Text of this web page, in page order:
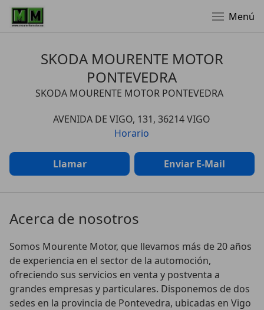
Menú
SKODA MOURENTE MOTOR
PONTEVEDRA
SKODA MOURENTE MOTOR PONTEVEDRA
AVENIDA DE VIGO, 131, 36214 VIGO
Horario
Llamar Enviar E-Mail
Acerca de nosotros
Somos Mourente Motor, que llevamos más de 20 años
de experiencia en el sector de la automoción,
ofreciendo sus servicios en venta y postventa a
grandes empresas y particulares. Disponemos de dos
sedes en la provincia de Pontevedra, ubicadas en Vigo